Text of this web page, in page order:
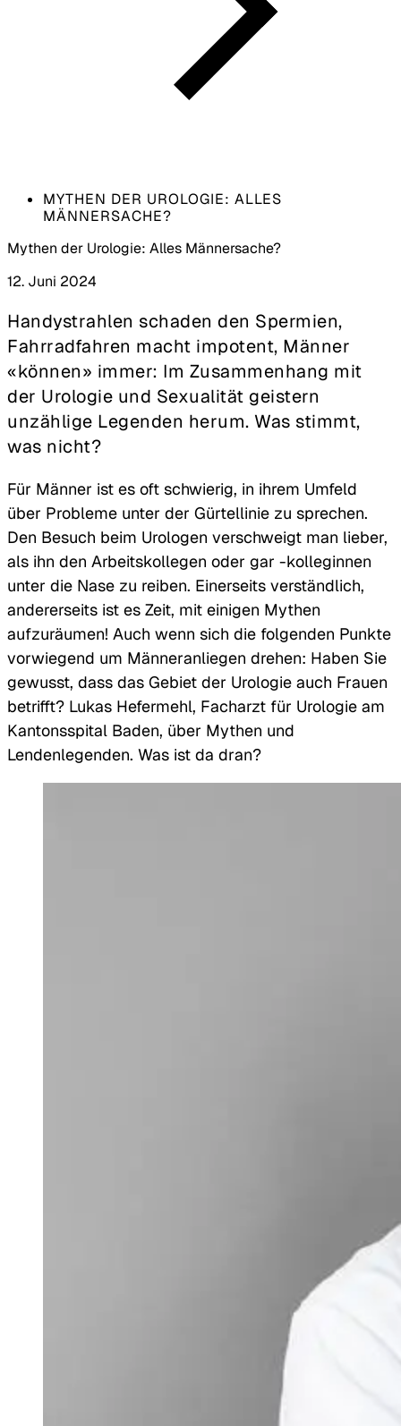
MYTHEN DER UROLOGIE: ALLES
MÄNNERSACHE?
Mythen der Urologie: Alles Männersache?
12. Juni 2024
Handystrahlen schaden den Spermien,
Fahrradfahren macht impotent, Männer
«können» immer: Im Zusammenhang mit
der Urologie und Sexualität geistern
unzählige Legenden herum. Was stimmt,
was nicht?
Für Männer ist es oft schwierig, in ihrem Umfeld
über Probleme unter der Gürtellinie zu sprechen.
Den Besuch beim Urologen verschweigt man lieber,
als ihn den Arbeitskollegen oder gar -kolleginnen
unter die Nase zu reiben. Einerseits verständlich,
andererseits ist es Zeit, mit einigen Mythen
aufzuräumen! Auch wenn sich die folgenden Punkte
vorwiegend um Männeranliegen drehen: Haben Sie
gewusst, dass das Gebiet der Urologie auch Frauen
betrifft? Lukas Hefermehl, Facharzt für Urologie am
Kantonsspital Baden, über Mythen und
Lendenlegenden. Was ist da dran?